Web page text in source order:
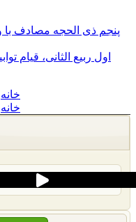
پنجم ذی الحجه مصادف
اول ربیع الثانی، قیام
خانه
خانه